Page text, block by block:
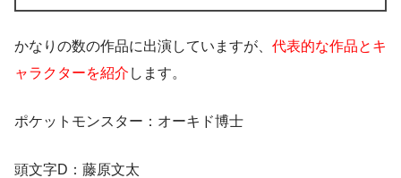
かなりの数の作品に出演していますが、 代表的な作品とキ
ャラクターを紹介 します。
ポケットモンスター：オーキド博士
頭文字D：藤原文太